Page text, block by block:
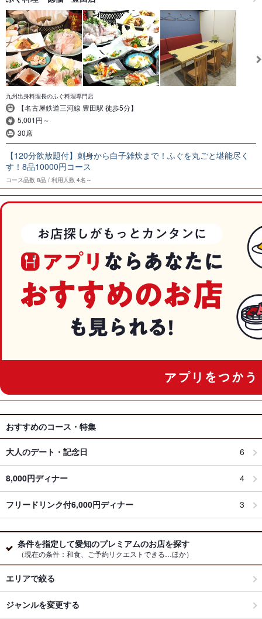
九州出身料理長のふぐ料理専門店
【名古屋鉄道三河線 豊田駅 徒歩5分】
5,001円～
30席
【120分飲放題付】刺身から白子雑炊まで！ふぐを丸ごと堪能尽く
す！8品10000円コース
コース品数 8品 利用人数 4名～
おすすめのコース・特集
大人のデート・記念日 6
8,000円ディナー 4
フリードリンク付6,000円ディナー 3
条件を指定して愛知のプレミアムのお店を探す
（現在の条件：和食、ご予約リクエストできる…ほか）
エリアで絞る
ジャンルを変更する